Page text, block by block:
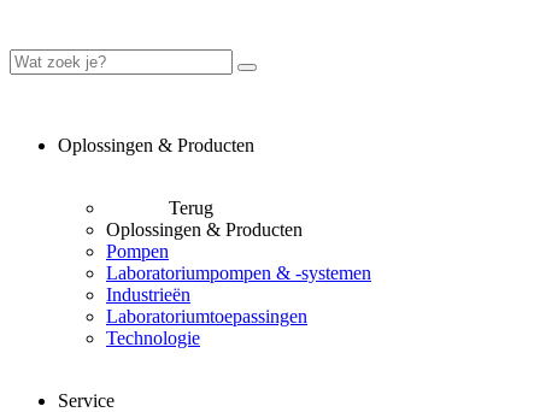
Oplossingen & Producten
Terug
Oplossingen & Producten
Pompen
Laboratoriumpompen & -systemen
Industrieën
Laboratoriumtoepassingen
Technologie
Service